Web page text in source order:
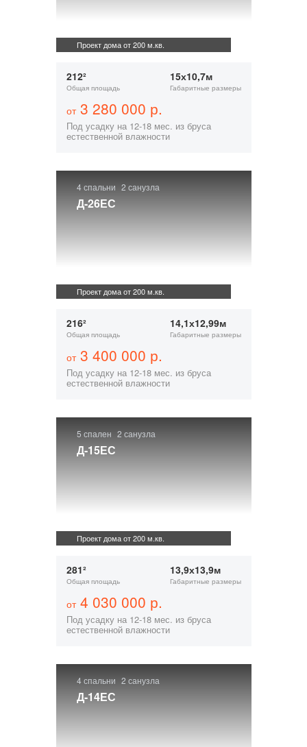
Проект дома от 200 м.кв.
212²
Общая площадь
15х10,7м
Габаритные размеры
от3 280 000 р.
Под усадку на 12-18 мес. из бруса
естественной влажности
4 спальни 2 санузла
Д-26ЕС
Проект дома от 200 м.кв.
216²
Общая площадь
14,1х12,99м
Габаритные размеры
от3 400 000 р.
Под усадку на 12-18 мес. из бруса
естественной влажности
5 спален 2 санузла
Д-15ЕС
Проект дома от 200 м.кв.
281²
Общая площадь
13,9х13,9м
Габаритные размеры
от4 030 000 р.
Под усадку на 12-18 мес. из бруса
естественной влажности
4 спальни 2 санузла
Д-14ЕС